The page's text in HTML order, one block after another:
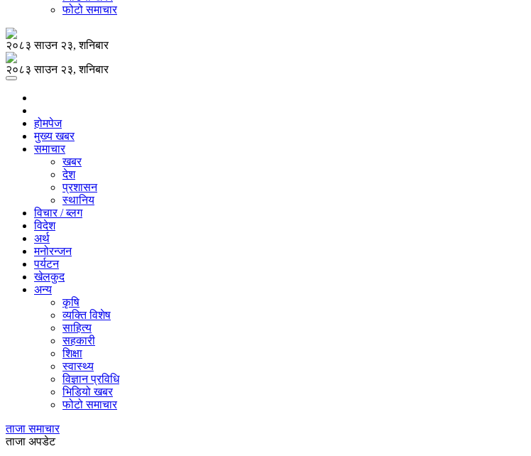
फोटो समाचार
२०८३ साउन २३, शनिबार
२०८३ साउन २३, शनिबार
होमपेज
मुख्य खबर
समाचार
खबर
देश
प्रशासन
स्थानिय
विचार / ब्लग
विदेश
अर्थ
मनोरन्जन
पर्यटन
खेलकुद
अन्य
कृषि
व्यक्ति विशेष
साहित्य
सहकारी
शिक्षा
स्वास्थ्य
विज्ञान प्रविधि
भिडियो खबर
फोटो समाचार
ताजा समाचार
ताजा अपडेट